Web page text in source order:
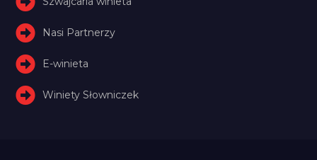
Nasi Partnerzy
E-winieta
Winiety Słowniczek